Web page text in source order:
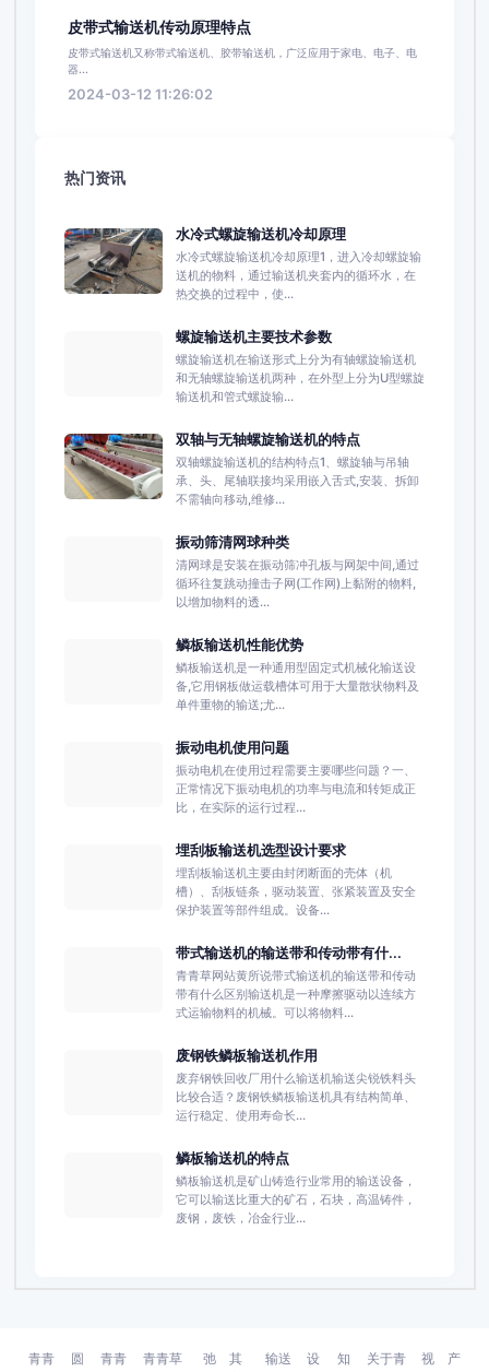
皮带式输送机传动原理特点
皮带式输送机又称带式输送机、胶带输送机，广泛应用于家电、电子、电
器...
2024-03-12 11:26:02
热门资讯
水冷式螺旋输送机冷却原理
水冷式螺旋输送机冷却原理1，进入冷却螺旋输
送机的物料，通过输送机夹套内的循环水，在
热交换的过程中，使...
螺旋输送机主要技术参数
螺旋输送机在输送形式上分为有轴螺旋输送机
和无轴螺旋输送机两种，在外型上分为U型螺旋
输送机和管式螺旋输...
双轴与无轴螺旋输送机的特点
双轴螺旋输送机的结构特点1、螺旋轴与吊轴
承、头、尾轴联接均采用嵌入舌式,安装、拆卸
不需轴向移动,维修...
振动筛清网球种类
清网球是安装在振动筛冲孔板与网架中间,通过
循环往复跳动撞击子网(工作网)上黏附的物料,
以增加物料的透...
鳞板输送机性能优势
鳞板输送机是一种通用型固定式机械化输送设
备,它用钢板做运载槽体可用于大量散状物料及
单件重物的输送;尤...
振动电机使用问题
振动电机在使用过程需要主要哪些问题？一、
正常情况下振动电机的功率与电流和转矩成正
比，在实际的运行过程...
埋刮板输送机选型设计要求
埋刮板输送机主要由封闭断面的壳体（机
槽）、刮板链条，驱动装置、张紧装置及安全
保护装置等部件组成。设备...
带式输送机的输送带和传动带有什...
青青草网站黄所说带式输送机的输送带和传动
带有什么区别输送机是一种摩擦驱动以连续方
式运输物料的机械。可以将物料...
废钢铁鳞板输送机作用
废弃钢铁回收厂用什么输送机输送尖锐铁料头
比较合适？废钢铁鳞板输送机具有结构简单、
运行稳定、使用寿命长...
鳞板输送机的特点
鳞板输送机是矿山铸造行业常用的输送设备，
它可以输送比重大的矿石，石块，高温铸件，
废钢，废铁，冶金行业...
青青
圆
青青
青青草
弛
其
输送
设
知
关于青
视
产